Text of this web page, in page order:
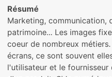
Résumé
Marketing, communication,
patrimoine... Les images
coeur de nombreux
écrans, ce sont souvent
l'utilisateur et le fournisseur